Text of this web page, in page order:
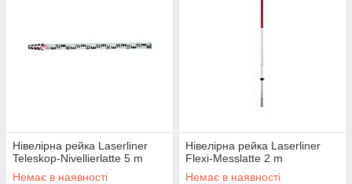
Нівелірна рейка Laserliner
Teleskop-Nivellierlatte 5 m
Немає в наявності
Нівелірна рейка Laserliner
Flexi-Messlatte 2 m
Немає в наявності